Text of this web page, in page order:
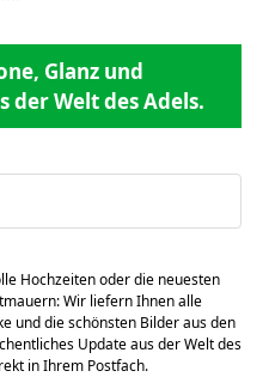
Glanz und
der Welt des Adels.
Hochzeiten oder die neuesten
Wir liefern Ihnen alle
und die schönsten Bilder aus den
Update aus der Welt des
in Ihrem Postfach.